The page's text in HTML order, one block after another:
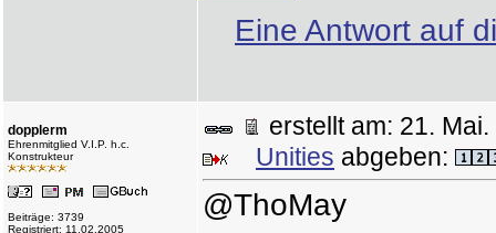
Eine Antwort auf
dopplerm
Ehrenmitglied V.I.P. h.c.
Konstrukteur
Beiträge: 3739
Registriert: 11.02.2005
erstellt am: 21.
Unities abgeben:
@ThoMay